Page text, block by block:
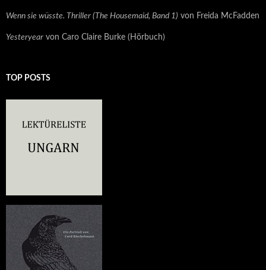
Wenn sie wüsste. Thriller (The Housemaid, Band 1) von Freida McFadden
Yesteryear von Caro Claire Burke (Hörbuch)
TOP POSTS